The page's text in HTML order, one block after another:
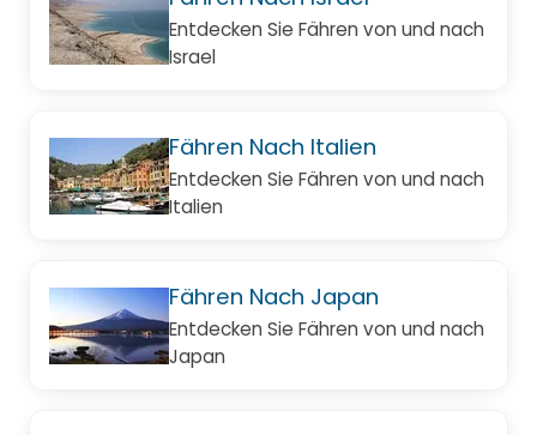
Entdecken Sie Fähren von und nach
Israel
Fähren Nach Italien
Entdecken Sie Fähren von und nach
Italien
Fähren Nach Japan
Entdecken Sie Fähren von und nach
Japan